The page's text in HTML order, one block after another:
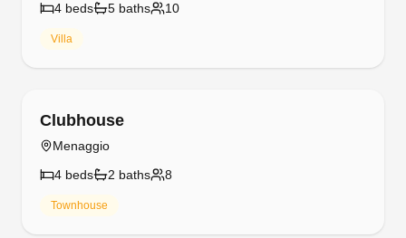
4 beds 5 baths 10
Villa
Clubhouse
Menaggio
4 beds 2 baths 8
Townhouse